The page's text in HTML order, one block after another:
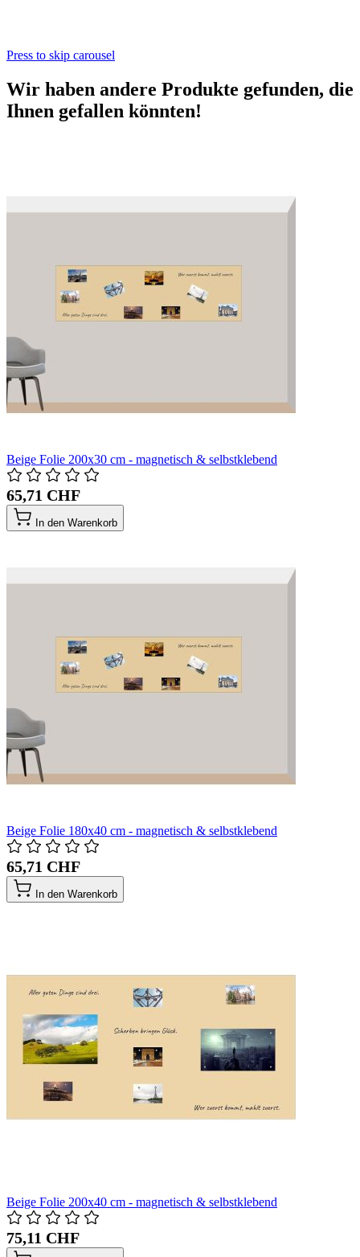
Press to skip carousel
Wir haben andere Produkte gefunden, die
Ihnen gefallen könnten!
Beige Folie 200x30 cm - magnetisch & selbstklebend
65,71 CHF
In den Warenkorb
Beige Folie 180x40 cm - magnetisch & selbstklebend
65,71 CHF
In den Warenkorb
Beige Folie 200x40 cm - magnetisch & selbstklebend
75,11 CHF